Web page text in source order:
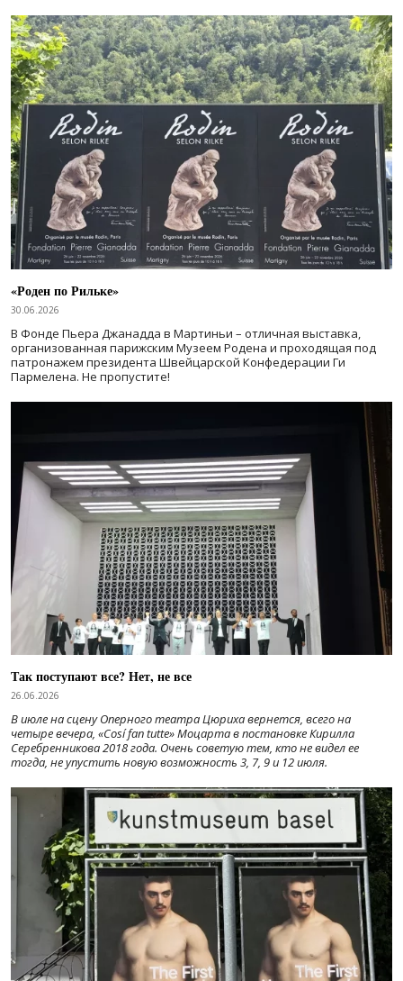
«Роден по Рильке»
30.06.2026
В Фонде Пьера Джанадда в Мартиньи – отличная выставка,
организованная парижским Музеем Родена и проходящая под
патронажем президента Швейцарской Конфедерации Ги
Пармелена. Не пропустите!
Так поступают все? Нет, не все
26.06.2026
В июле на сцену Оперного театра Цюриха вернется, всего на
четыре вечера, «Cosí fan tutte» Моцарта в постановке Кирилла
Серебренникова 2018 года. Очень советую тем, кто не видел ее
тогда, не упустить новую возможность 3, 7, 9 и 12 июля.